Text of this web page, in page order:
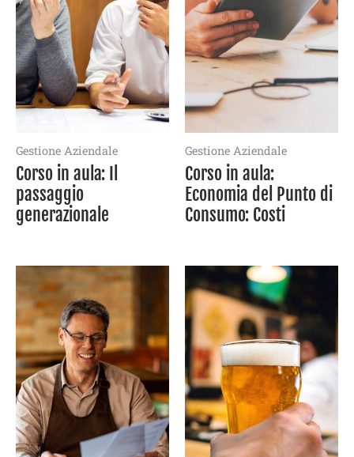
Gestione Aziendale
Corso in aula: Il
passaggio
generazionale
Gestione Aziendale
Corso in aula:
Economia del Punto di
Consumo: Costi